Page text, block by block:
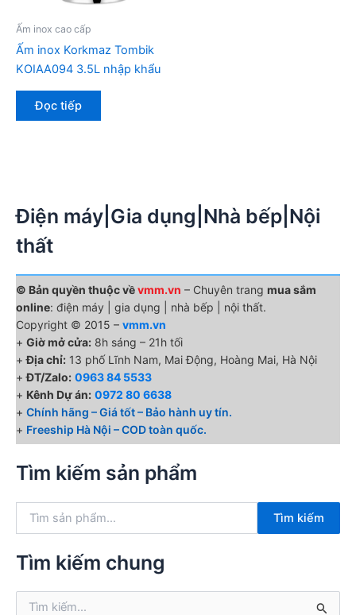
Ấm inox cao cấp
Ấm inox Korkmaz Tombik
KOIAA094 3.5L nhập khẩu
Đọc tiếp
Điện máy|Gia dụng|Nhà bếp|Nội
thất
© Bản quyền thuộc vềvmm.vn – Chuyên trang mua sắm
online: điện máy | gia dụng | nhà bếp | nội thất.
Copyright © 2015 – vmm.vn
+ Giờ mở cửa: 8h sáng – 21h tối
+Địa chỉ: 13 phố Lĩnh Nam, Mai Động, Hoàng Mai, Hà Nội
+ĐT/Zalo: 0963 84 5533
+ Kênh Dự án: 0972 80 6638
+ Chính hãng – Giá tốt – Bảo hành uy tín.
+ Freeship Hà Nội – COD toàn quốc.
Tìm kiếm sản phẩm
k
ế
Tìm kiếm
Tìm kiếm chung